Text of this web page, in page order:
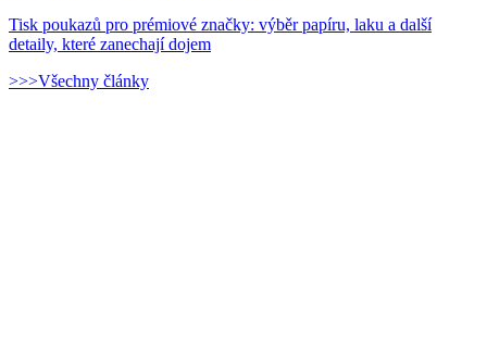
Tisk poukazů pro prémiové značky: výběr papíru, laku a další
detaily, které zanechají dojem
>>>Všechny články